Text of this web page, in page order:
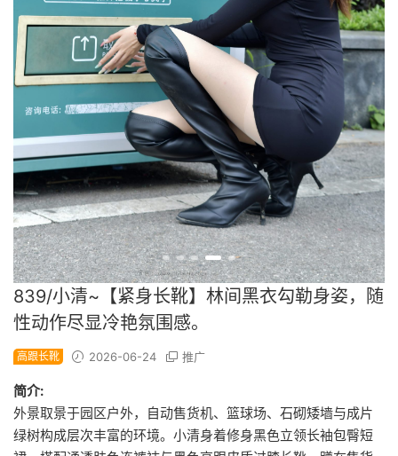
839/小清~【紧身长靴】林间黑衣勾勒身姿，随
性动作尽显冷艳氛围感。
高跟长靴 2026-06-24 推广
简介:
外景取景于园区户外，自动售货机、篮球场、石砌矮墙与成片
绿树构成层次丰富的环境。小清身着修身黑色立领长袖包臀短